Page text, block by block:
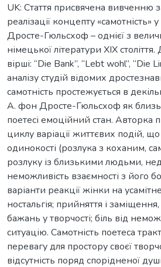
UK: Стаття присвячена вивченню
реалізації концепту
Дросте-Гюльсхоф – однієї з
німецької літератури ХІХ
вірші: “Die Bank”, “Lebt wohl”, “Die
аналізу студій відомих
самотність простежується в
А. фон Дросте-Гюльсхоф як
поетесі емоційний стан. Авторка
циклу варіації життєвих подій,
одинокості (розлука з коханим,
розлуку із близькими людьми,
неможливість взаємності з його
варіанти реакції жінки на
ностальгія; прийняття і заміщення,
бажань у творчості; біль від
ситуацію. Самотність поетеса
перевагу для простору своєї
відсутність поряд спорідненої